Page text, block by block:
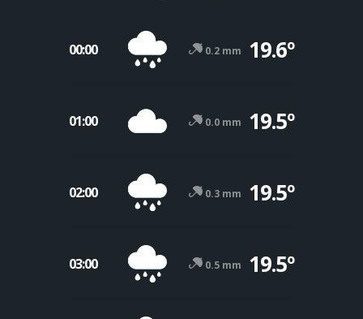
00:00 0.2 mm 19.6º
01:00 0.0 mm 19.5º
02:00 0.3 mm 19.5º
03:00 0.5 mm 19.5º